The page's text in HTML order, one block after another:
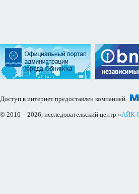
Доступ в интернет предоставлен компанией
© 2010—2026, исследовательский центр «АЙК